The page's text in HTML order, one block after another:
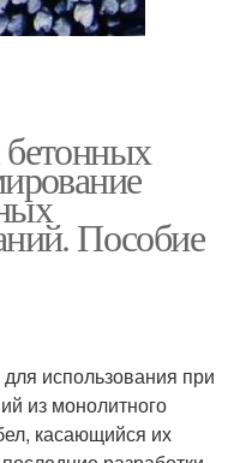
Пособие
использования при
из монолитного
касающийся их